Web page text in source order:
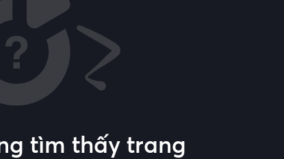
tìm thấy trang